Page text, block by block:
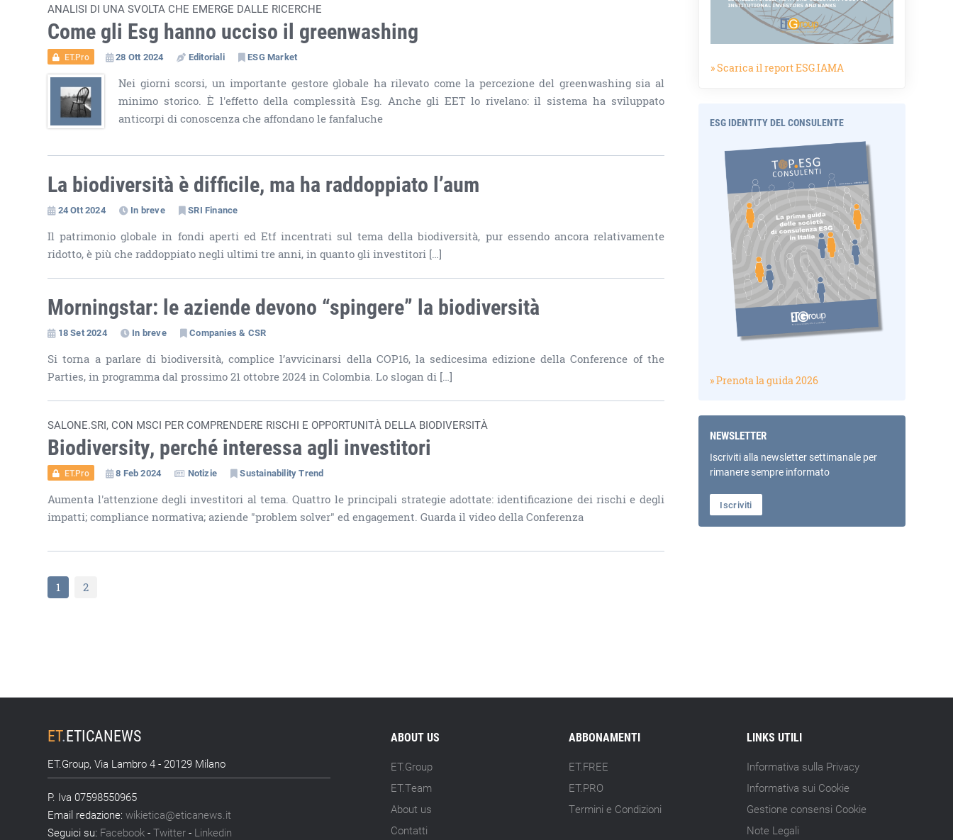
ANALISI DI UNA SVOLTA CHE EMERGE DALLE RICERCHE
Come gli Esg hanno ucciso il greenwashing
ET.Pro 28 Ott 2024 Editoriali ESG Market
Nei giorni scorsi, un importante gestore globale ha rilevato come la percezione del greenwashing sia al
minimo storico. È l'effetto della complessità Esg. Anche gli EET lo rivelano: il sistema ha sviluppato
anticorpi di conoscenza che affondano le fanfaluche
La biodiversità è difficile, ma ha raddoppiato l’aum
24 Ott 2024 In breve SRI Finance
Il patrimonio globale in fondi aperti ed Etf incentrati sul tema della biodiversità, pur essendo ancora relativamente
ridotto, è più che raddoppiato negli ultimi tre anni, in quanto gli investitori […]
Morningstar: le aziende devono “spingere” la biodiversità
18 Set 2024 In breve Companies & CSR
Si torna a parlare di biodiversità, complice l’avvicinarsi della COP16, la sedicesima edizione della Conference of the
Parties, in programma dal prossimo 21 ottobre 2024 in Colombia. Lo slogan di […]
SALONE.SRI, CON MSCI PER COMPRENDERE RISCHI E OPPORTUNITÀ DELLA BIODIVERSITÀ
Biodiversity, perché interessa agli investitori
ET.Pro 8 Feb 2024 Notizie Sustainability Trend
Aumenta l'attenzione degli investitori al tema. Quattro le principali strategie adottate: identificazione dei rischi e degli
impatti; compliance normativa; aziende "problem solver" ed engagement. Guarda il video della Conferenza
1 2
» Scarica il report ESG.IAMA
ESG IDENTITY DEL CONSULENTE
» Prenota la guida 2026
NEWSLETTER
Iscriviti alla newsletter settimanale per
rimanere sempre informato
Iscriviti
ET.ETICANEWS
ET.Group, Via Lambro 4 - 20129 Milano
P. Iva 07598550965
Email redazione:wikietica@eticanews.it
Seguici su: Facebook -Twitter - Linkedin
ABOUT US
ET.Group
ET.Team
About us
Contatti
ABBONAMENTI
ET.FREE
ET.PRO
Termini e Condizioni
LINKS UTILI
Informativa sulla Privacy
Informativa sui Cookie
Gestione consensi Cookie
Note Legali